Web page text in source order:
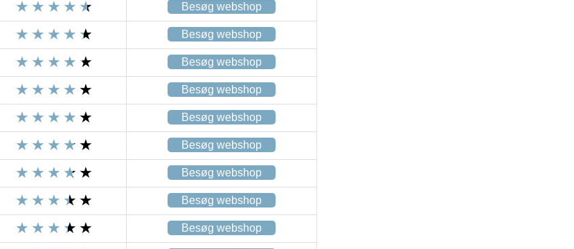
Besøg webshop
Besøg webshop
Besøg webshop
Besøg webshop
Besøg webshop
Besøg webshop
Besøg webshop
Besøg webshop
Besøg webshop